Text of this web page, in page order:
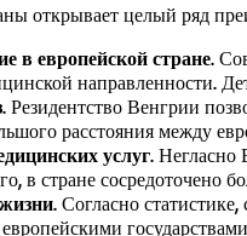
открывает целый ряд
в европейской стране.
направленности.
. Резидентство Венгрии
расстояния между
услуг. Негласно
в стране сосредоточено
. Согласно